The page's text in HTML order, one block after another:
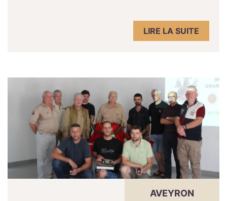
LIRE LA SUITE
AVEYRON